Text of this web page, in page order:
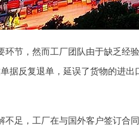
环节，然而工厂团队由于缺乏经
据反复退单，延误了货物的进出
不足，工厂在与国外客户签订合